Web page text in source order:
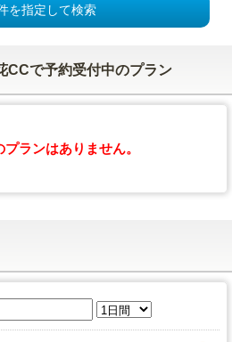
を指定して検索
CCで予約受付中のプラン
ランはありません。